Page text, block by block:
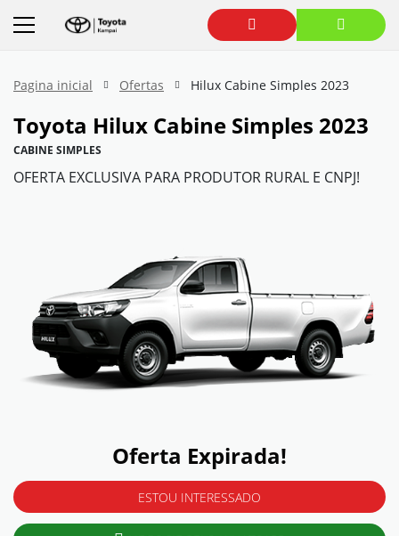
Pagina inicial Ofertas Hilux Cabine Simples 2023
Toyota Hilux Cabine Simples 2023
CABINE SIMPLES
Oferta Expirada!
OFERTA EXCLUSIVA PARA PRODUTOR RURAL E CNPJ!
ESTOU INTERESSADO